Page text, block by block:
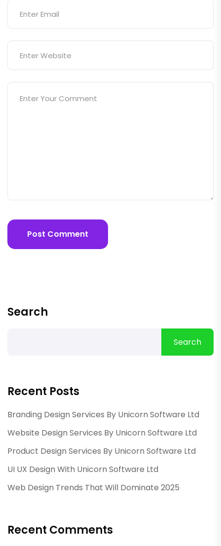
Post Comment
Search
Search
Recent Posts
Branding Design Services By Unicorn Software Ltd
Website Design Services By Unicorn Software Ltd
Product Design Services By Unicorn Software Ltd
UI UX Design With Unicorn Software Ltd
Web Design Trends That Will Dominate 2025
Recent Comments